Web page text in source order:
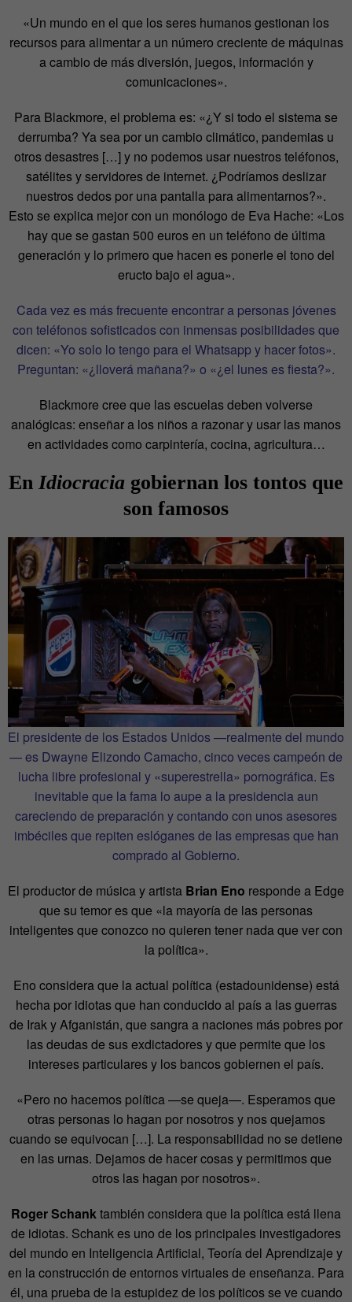
«Un mundo en el que los seres humanos gestionan los
recursos para alimentar a un número creciente de máquinas
a cambio de más diversión, juegos, información y
comunicaciones».
Para Blackmore, el problema es: «¿Y si todo el sistema se
derrumba? Ya sea por un cambio climático, pandemias u
otros desastres […] y no podemos usar nuestros teléfonos,
satélites y servidores de internet. ¿Podríamos deslizar
nuestros dedos por una pantalla para alimentarnos?».
Esto se explica mejor con un monólogo de Eva Hache: «Los
hay que se gastan 500 euros en un teléfono de última
generación y lo primero que hacen es ponerle el tono del
eructo bajo el agua».
Cada vez es más frecuente encontrar a personas jóvenes
con teléfonos sofisticados con inmensas posibilidades que
dicen: «Yo solo lo tengo para el Whatsapp y hacer fotos».
Preguntan: «¿lloverá mañana?» o «¿el lunes es fiesta?».
Blackmore cree que las escuelas deben volverse
analógicas: enseñar a los niños a razonar y usar las manos
en actividades como carpintería, cocina, agricultura…
En Idiocracia gobiernan los tontos que
son famosos
El presidente de los Estados Unidos —realmente del mundo
— es Dwayne Elizondo Camacho, cinco veces campeón de
lucha libre profesional y «superestrella» pornográfica. Es
inevitable que la fama lo aupe a la presidencia aun
careciendo de preparación y contando con unos asesores
imbéciles que repiten eslóganes de las empresas que han
comprado al Gobierno.
El productor de música y artista Brian Eno responde a Edge
que su temor es que «la mayoría de las personas
inteligentes que conozco no quieren tener nada que ver con
la política».
Eno considera que la actual política (estadounidense) está
hecha por idiotas que han conducido al país a las guerras
de Irak y Afganistán, que sangra a naciones más pobres por
las deudas de sus exdictadores y que permite que los
intereses particulares y los bancos gobiernen el país.
«Pero no hacemos política —se queja—. Esperamos que
otras personas lo hagan por nosotros y nos quejamos
cuando se equivocan […]. La responsabilidad no se detiene
en las urnas. Dejamos de hacer cosas y permitimos que
otros las hagan por nosotros».
Roger Schanktambién considera que la política está llena
de idiotas. Schank es uno de los principales investigadores
del mundo en Inteligencia Artificial, Teoría del Aprendizaje y
en la construcción de entornos virtuales de enseñanza. Para
él, una prueba de la estupidez de los políticos se ve cuando